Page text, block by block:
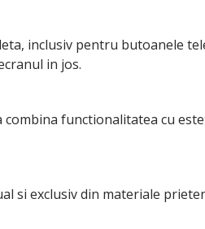
inclusiv pentru butoanele
in jos.
functionalitatea cu
si exclusiv din materiale